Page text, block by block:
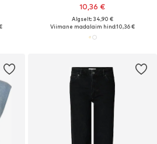
10,36 €
Algselt: 34,90 €
Viimane madalaim hind:10,36 €